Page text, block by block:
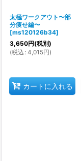
太極ワークアウト〜部
分痩せ編〜
[ms120126b34]
3,650円(税別)
(税込 : 4,015円)
カートに入れる